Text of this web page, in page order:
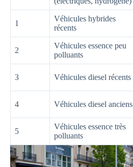
1
Véhicules hybrides
récents
2
Véhicules essence peu
polluants
3 Véhicules diesel récents
4 Véhicules diesel anciens
5
Véhicules essence très
polluants